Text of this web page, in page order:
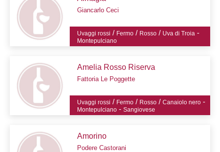
Giancarlo Ceci
Uvaggi rossi / Fermo / Rosso / Uva di Troia -
Montepulciano
Amelia Rosso Riserva
Fattoria Le Poggette
Uvaggi rossi / Fermo / Rosso /Canaiolo nero -
Montepulciano -Sangiovese
Amorino
Podere Castorani